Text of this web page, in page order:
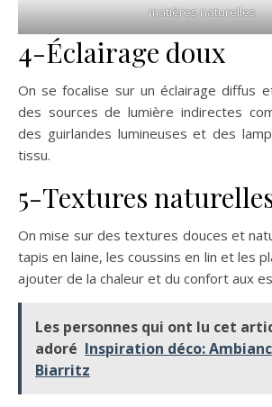
matières naturelles
4-Éclairage doux
On se focalise sur un éclairage diffus
des sources de lumière indirectes
des guirlandes lumineuses et des
tissu.
5-Textures
On mise sur des textures douces et
tapis en laine, les coussins en lin et les
ajouter de la chaleur et du confort aux
Les personnes qui ont lu cet
adoré Inspiration déco:
Biarritz